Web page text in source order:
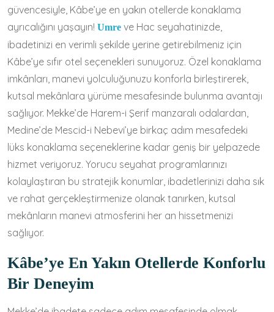
güvencesiyle, Kâbe’ye en yakın otellerde konaklama
ayrıcalığını yaşayın! Umre ve Hac seyahatinizde,
ibadetinizi en verimli şekilde yerine getirebilmeniz için
Kâbe’ye sıfır otel seçenekleri sunuyoruz. Özel konaklama
imkânları, manevi yolculuğunuzu konforla birleştirerek,
kutsal mekânlara yürüme mesafesinde bulunma avantajı
sağlıyor. Mekke’de Harem-i Şerif manzaralı odalardan,
Medine’de Mescid-i Nebevi’ye birkaç adım mesafedeki
lüks konaklama seçeneklerine kadar geniş bir yelpazede
hizmet veriyoruz. Yorucu seyahat programlarınızı
kolaylaştıran bu stratejik konumlar, ibadetlerinizi daha sık
ve rahat gerçekleştirmenize olanak tanırken, kutsal
mekânların manevi atmosferini her an hissetmenizi
sağlıyor.
Kâbe’ye En Yakın Otellerde Konforlu
Bir Deneyim